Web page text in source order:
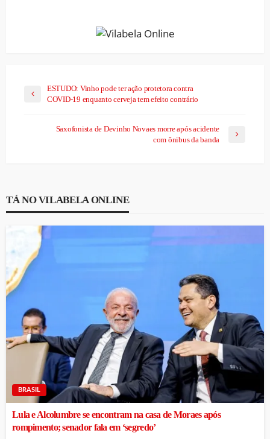
ESTUDO: Vinho pode ter ação protetora contra
COVID-19 enquanto cerveja tem efeito contrário
Saxofonista de Devinho Novaes morre após acidente
com ônibus da banda
TÁ NO VILABELA ONLINE
BRASIL
Lula e Alcolumbre se encontram na casa de Moraes após
rompimento; senador fala em ‘segredo’